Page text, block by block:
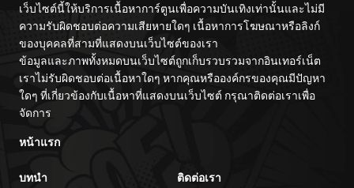
เว็บไซต์นี้ให้บริการเนื้อหาการ์ตูนเพื่อความบันเทิงเท่านั้นและไม่มี
ความรับผิดชอบต่อความเสียหายใดๆ เนื้อหาการโฆษณาหรือลิงก์
ของบุคคลที่สามที่แสดงบนเว็บไซต์ของเรา
ข้อมูลและภาพทั้งหมดบนเว็บไซต์ถูกเก็บรวบรวมจากอินเทอร์เน็ต
เราไม่รับผิดชอบต่อเนื้อหาใดๆ หากคุณหรือองค์กรของคุณมีปัญหา
ใดๆ ที่เกี่ยวข้องกับเนื้อหาที่แสดงบนเว็บไซต์ กรุณาติดต่อเราเพื่อ
จัดการ
หน้าแรก
บทนำ ติดต่อเรา